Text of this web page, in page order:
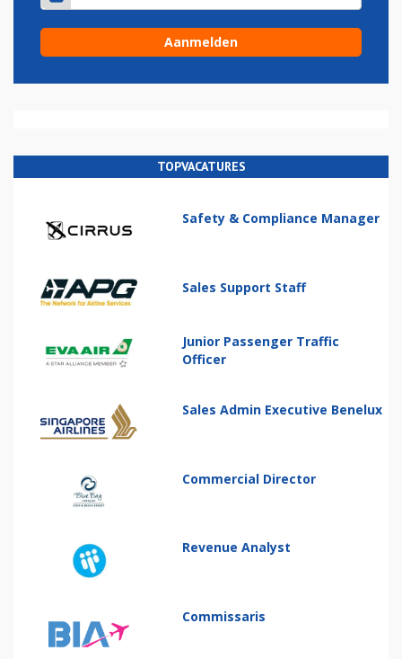
TOPVACATURES
Safety & Compliance Manager
Sales Support Staff
Junior Passenger Traffic
Officer
Sales Admin Executive Benelux
Commercial Director
Revenue Analyst
Commissaris